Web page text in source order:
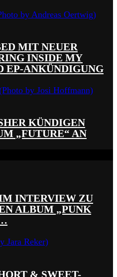
MIT NEUER
INSIDE MY
EP-ANKÜNDIGUNG
KÜNDIGEN
„FUTURE“ AN
INTERVIEW ZU
ALBUM „PUNK
& SWEET-